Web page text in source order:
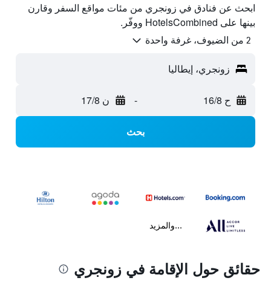
ابحث عن فنادق في زونجري من مئات مواقع السفر وقارن
بينها على HotelsCombined ووفّر.
2 من الضيوف، غرفة واحدة
زونجري، إيطاليا
ح 16/8 - ن 17/8
بحث
...والمزيد
حقائق حول الإقامة في زونجري